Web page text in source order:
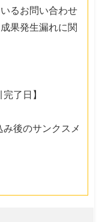
るお問い合わせ
果発生漏れに関
了日】
後のサンクスメ